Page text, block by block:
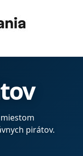
pirátov.